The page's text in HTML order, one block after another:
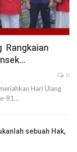
Rangkaian
0
Hari Ulang
81…
sebuah Hak,